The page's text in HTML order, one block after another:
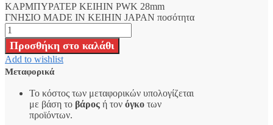
ΚΑΡΜΠΥΡΑΤΕΡ KEIHIN PWK 28mm
ΓΝΗΣΙΟ MADE IN KEIHIN JAPAN ποσότητα
Προσθήκη στο καλάθι
Add to wishlist
Μεταφορικά
Το κόστος των μεταφορικών υπολογίζεται
με βάση το βάρος ή τον όγκο των
προϊόντων.